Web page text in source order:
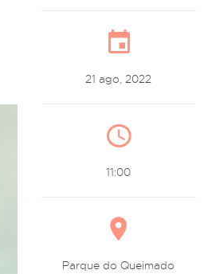
21 ago, 2022
11:00
Parque do Queimado